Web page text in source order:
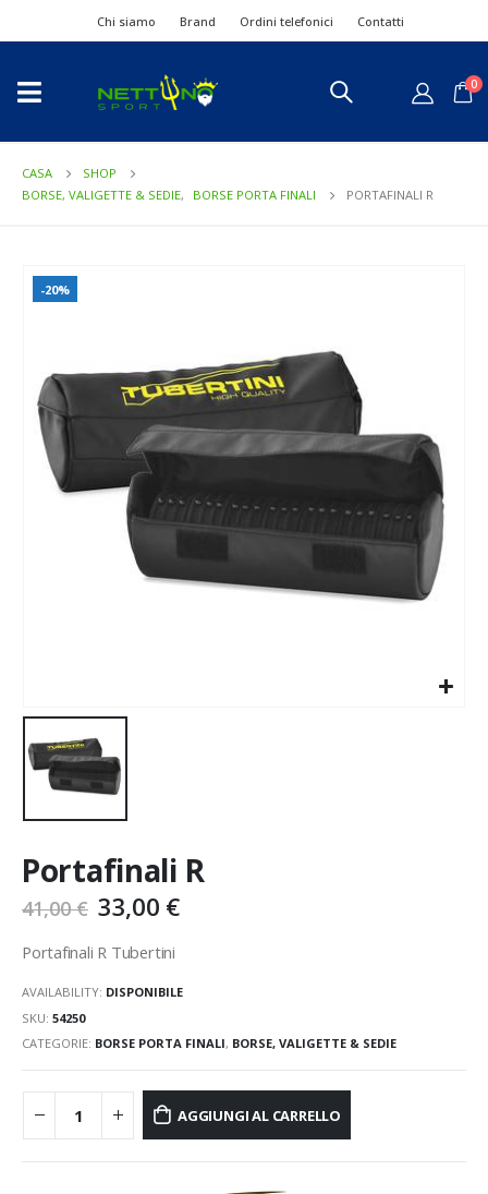
Chi siamo Brand Ordini telefonici Contatti
0
CASA
SHOP
BORSE, VALIGETTE & SEDIE, BORSE PORTA FINALI PORTAFINALI R
-20%
Portafinali R
41,00€ 33,00 €
Portafinali R Tubertini
AVAILABILITY: DISPONIBILE
SKU: 54250
CATEGORIE: BORSE PORTA FINALI, BORSE, VALIGETTE & SEDIE
AGGIUNGI AL CARRELLO